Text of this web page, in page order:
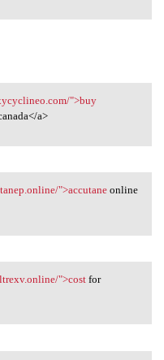
">buy
a>
">accutaneonline
">costfor